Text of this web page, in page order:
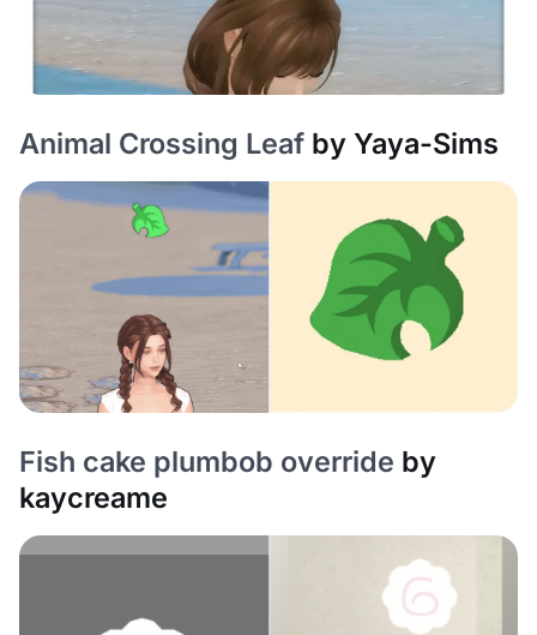
Animal Crossing Leaf by Yaya-Sims
Fish cake plumbob override by
kaycreame